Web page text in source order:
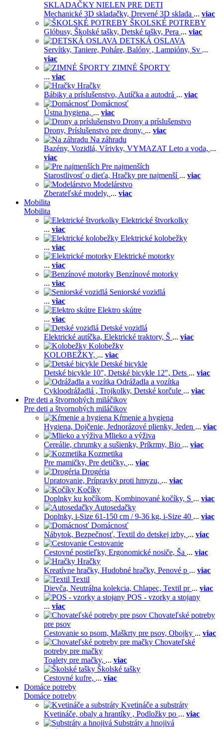
SKLADAČKY NIELEN PRE DETI
Mechanické 3D skladačky, Drevené 3D sklada ... viac
ŠKOLSKÉ POTREBY
Glóbusy, Školské tašky, Detské tašky, Pera ... viac
DETSKÁ OSLAVA
Servítky, Taniere, Poháre, Balóny , Lampióny, Sv ...
viac
ZIMNÉ ŠPORTY
... viac
Hračky
Bábiky a príslušenstvo, Autíčka a autodrá ... viac
Domácnosť
Ústna hygiena, ... viac
Drony a príslušenstvo
Drony, Príslušenstvo pre drony, ... viac
Na záhradu
Bazény, Vozidlá, Vírivky, VYMAZAT Leto a voda, ...
viac
Pre najmenších
Starostlivosť o dieťa, Hračky pre najmenší ... viac
Modelárstvo
Zberateľské modely, ... viac
Mobilita
Mobilita
Elektrické štvorkolky
... viac
Elektrické kolobežky
... viac
Elektrické motorky
... viac
Benzínové motorky
... viac
Seniorské vozidlá
... viac
Elektro skútre
... viac
Detské vozidlá
Elektrické autíčka, Elektrické traktory, Š ... viac
Kolobežky
KOLOBEŽKY, ... viac
Detské bicykle
Detské bicykle 10", Detské bicykle 12", Dets ... viac
Odrážadla a vozítka
Cykloodrážadlá , Trojkolky, Detské korčule ... viac
Pre deti a štvornohých miláčikov
Pre deti a štvornohých miláčikov
Kŕmenie a hygiena
Hygiena, Dojčenie, Jednorázové plienky, Jeden ... viac
Mlieko a výživa
Cereálie, chrumky a sušienky, Príkrmy, Bio ... viac
Kozmetika
Pre mamičky, Pre detičky, ... viac
Drogéria
Upratovanie, Prípravky proti hmyzu, ... viac
Kočíky
Doplnky ku kočíkom, Kombinované kočíky, S ... viac
Autosedačky
Doplnky, i-Size 61-150 cm / 9-36 kg, i-Size 40 ... viac
Domácnosť
Nábytok, Bezpečnosť, Textil do detskej izby, ... viac
Cestovanie
Cestovné postieľky, Ergonomické nosiče, Ša ... viac
Hračky
Kreatívne hračky, Hudobné hračky, Penové p ... viac
Textil
Dievča, Neutrálna kolekcia, Chlapec, Textil pr ... viac
POS - vzorky a stojany
... viac
Chovateľské potreby
pre psov
Cestovanie so psom, Maškrty pre psov, Obojky ... viac
Chovateľské
potreby pre mačky
Toalety pre mačky, ... viac
Školské tašky
Cestovné kufre, ... viac
Domáce potreby
Domáce potreby
Kvetináče a substráty
Kvetináče, obaly a hrantíky , Podložky po ... viac
Substráty a hnojivá